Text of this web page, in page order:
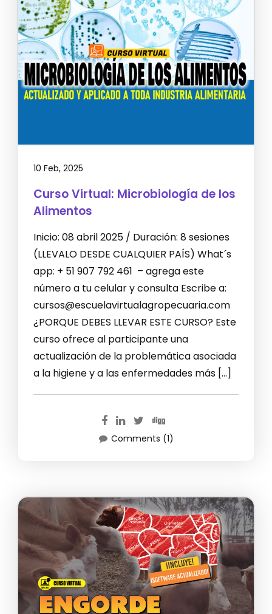
10 Feb, 2025
Curso Virtual: Microbiología de los
Alimentos
Inicio: 08 abril 2025 / Duración: 8 sesiones
(LLEVALO DESDE CUALQUIER PAÍS) What´s
app: + 51 907 792 461 – agrega este
número a tu celular y consulta Escribe a:
cursos@escuelavirtualagropecuaria.com
¿PORQUE DEBES LLEVAR ESTE CURSO? Este
curso ofrece al participante una
actualización de la problemática asociada
a la higiene y a las enfermedades más […]
Comments (1)